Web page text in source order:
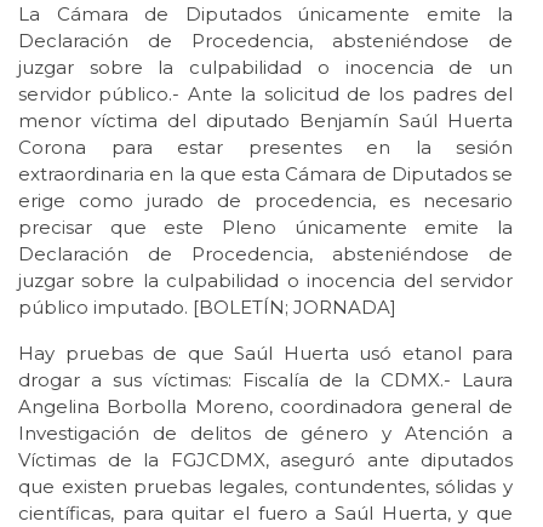
La Cámara de Diputados únicamente emite la
Declaración de Procedencia, absteniéndose de
juzgar sobre la culpabilidad o inocencia de un
servidor público.- Ante la solicitud de los padres del
menor víctima del diputado Benjamín Saúl Huerta
Corona para estar presentes en la sesión
extraordinaria en la que esta Cámara de Diputados se
erige como jurado de procedencia, es necesario
precisar que este Pleno únicamente emite la
Declaración de Procedencia, absteniéndose de
juzgar sobre la culpabilidad o inocencia del servidor
público imputado. [BOLETÍN; JORNADA]
Hay pruebas de que Saúl Huerta usó etanol para
drogar a sus víctimas: Fiscalía de la CDMX.- Laura
Angelina Borbolla Moreno, coordinadora general de
Investigación de delitos de género y Atención a
Víctimas de la FGJCDMX, aseguró ante diputados
que existen pruebas legales, contundentes, sólidas y
científicas, para quitar el fuero a Saúl Huerta, y que